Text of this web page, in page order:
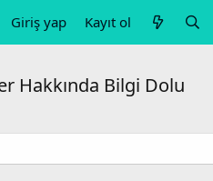
Giriş yap Kayıt ol
Hakkında Bilgi Dolu